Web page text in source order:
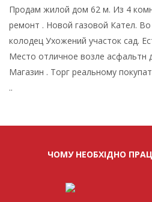
Продам жилой дом 62 м. Из 4
ремонт . Новой газовой Кател.
колодец Ухожений участок сад.
Место отличное возле асфальтн
Магазин . Торг реальному
..
ЧОМУ НЕОБХІДНО